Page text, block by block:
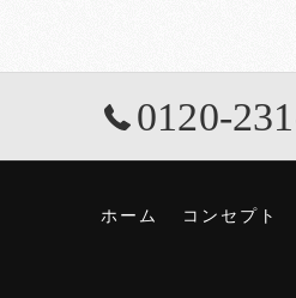
0120-
ホーム コンセプト